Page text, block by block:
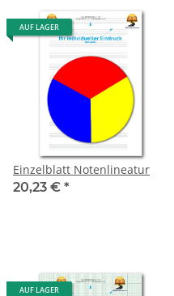
AUF LAGER
Einzelblatt Notenlineatur
20,23 € *
AUF LAGER